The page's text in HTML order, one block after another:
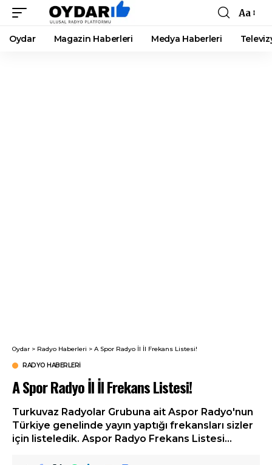
Font
Resizer
Aa
Oydar Magazin Haberleri Medya Haberleri
Oydar > Radyo Haberleri > A Spor Radyo İl İl Frekans Listesi!
RADYO HABERLERI
A Spor Radyo İl İl Frekans Listesi!
Turkuvaz Radyolar Grubuna ait Aspor Radyo'nun
Türkiye genelinde yayın yaptığı frekansları sizler
için listeledik. Aspor Radyo Frekans Listesi...